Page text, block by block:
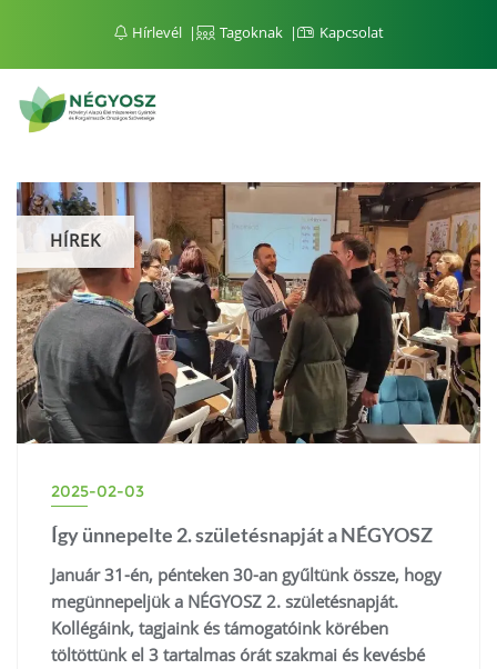
Hírlevél Tagoknak Kapcsolat
HÍREK
2025-02-03
Így ünnepelte 2. születésnapját a NÉGYOSZ
Január 31-én, pénteken 30-an gyűltünk össze, hogy
megünnepeljük a NÉGYOSZ 2. születésnapját.
Kollégáink, tagjaink és támogatóink körében
töltöttünk el 3 tartalmas órát szakmai és kevésbé